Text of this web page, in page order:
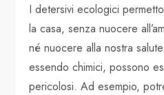
I detersivi ecologici
la casa, senza nuocere
né nuocere alla nostra
essendo chimici, possono
pericolosi. Ad esempio,